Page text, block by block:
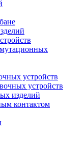
устройств
устройств
изделий
контактом